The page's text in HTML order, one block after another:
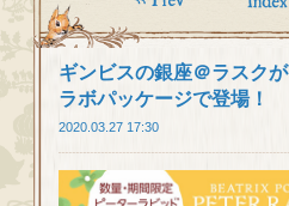
ギンビスの銀座＠ラスク
ラボパッケージで登場！
2020.03.27 17:30